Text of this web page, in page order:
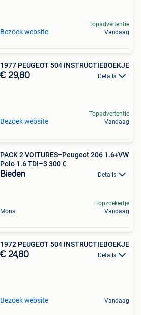
Bezoek website
Topadvertentie
Vandaag
1977 PEUGEOT 504 INSTRUCTIEBOEKJE
€ 29,80 Details
Bezoek website
Topadvertentie
Vandaag
PACK 2 VOITURES–Peugeot 206 1.6+VW
Polo 1.6 TDI–3 300 €
Bieden Details
Mons
Topzoekertje
Vandaag
1972 PEUGEOT 504 INSTRUCTIEBOEKJE
€ 24,80 Details
Bezoek website Vandaag